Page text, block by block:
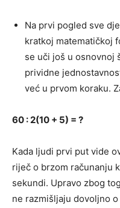
Na prvi pogled sve
kratkoj matematičkoj
se uči još u osnovnoj
prividne
već u prvom koraku.
60 : 2(10 + 5) = ?
Kada ljudi prvi put vide
riječ o brzom računanju
sekundi. Upravo zbog
ne razmišljaju dovoljno